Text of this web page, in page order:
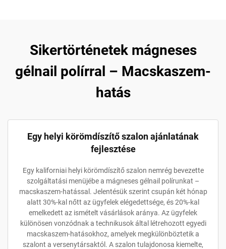
Sikertörténetek mágneses
gélnail polírral – Macskaszem-
hatás
Egy helyi körömdíszítő szalon ajánlatának
fejlesztése
Egy kaliforniai helyi körömdíszítő szalon nemrég bevezette
szolgáltatási menüjébe a mágneses gélnail polírunkat –
macskaszem-hatással. Jelentésük szerint csupán két hónap
alatt 30%-kal nőtt az ügyfelek elégedettsége, és 20%-kal
emelkedett az ismételt vásárlások aránya. Az ügyfelek
különösen vonzódnak a technikusok által létrehozott egyedi
macskaszem-hatásokhoz, amelyek megkülönböztetik a
szalont a versenytársaktól. A szalon tulajdonosa kiemelte,